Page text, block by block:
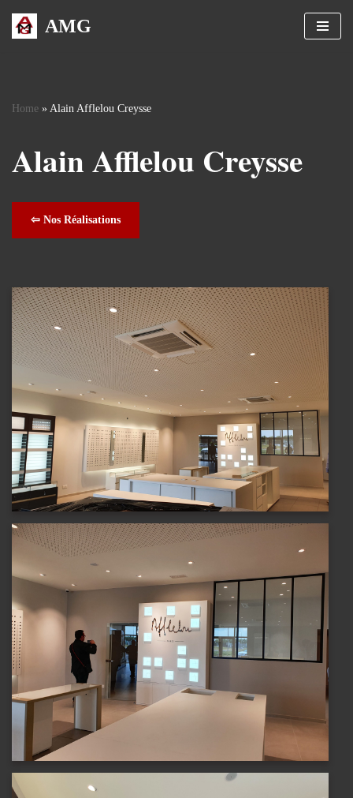
Skip
AMG
Home » Alain Afflelou Creysse
Alain Afflelou Creysse
⇦ Nos Réalisations